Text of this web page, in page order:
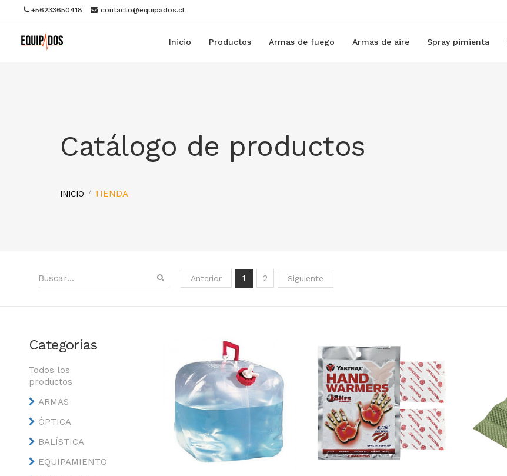
+56233650418 contacto@equipados.cl
Inicio Productos Armas de fuego Armas de aire Spray pimienta
Catálogo de productos
INICIO TIENDA
Anterior 1 2 Siguiente
Categorías
Todos los
productos
ARMAS
ÓPTICA
BALÍSTICA
EQUIPAMIENTO